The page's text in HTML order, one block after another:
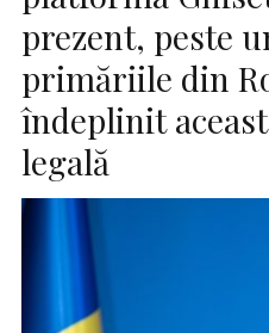
prezent, peste
primăriile din
îndeplinit
legală